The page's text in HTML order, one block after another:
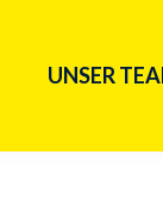
UNSER